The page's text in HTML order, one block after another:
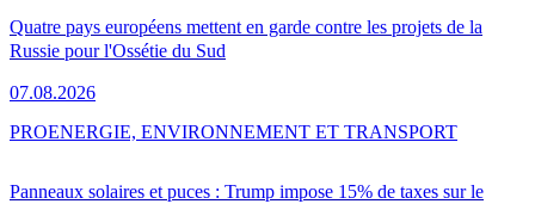
Quatre pays européens mettent en garde contre les projets de la
Russie pour l'Ossétie du Sud
07.08.2026
Panneaux solaires et puces : Trump impose 15% de taxes sur le
PROENERGIE, ENVIRONNEMENT ET TRANSPORT